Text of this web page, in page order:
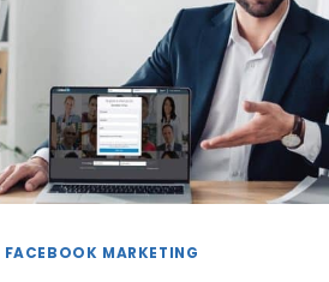
FACEBOOK MARKETING